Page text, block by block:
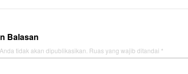
Balasan
tidak akan dipublikasikan. Ruas yang wajib ditandai *